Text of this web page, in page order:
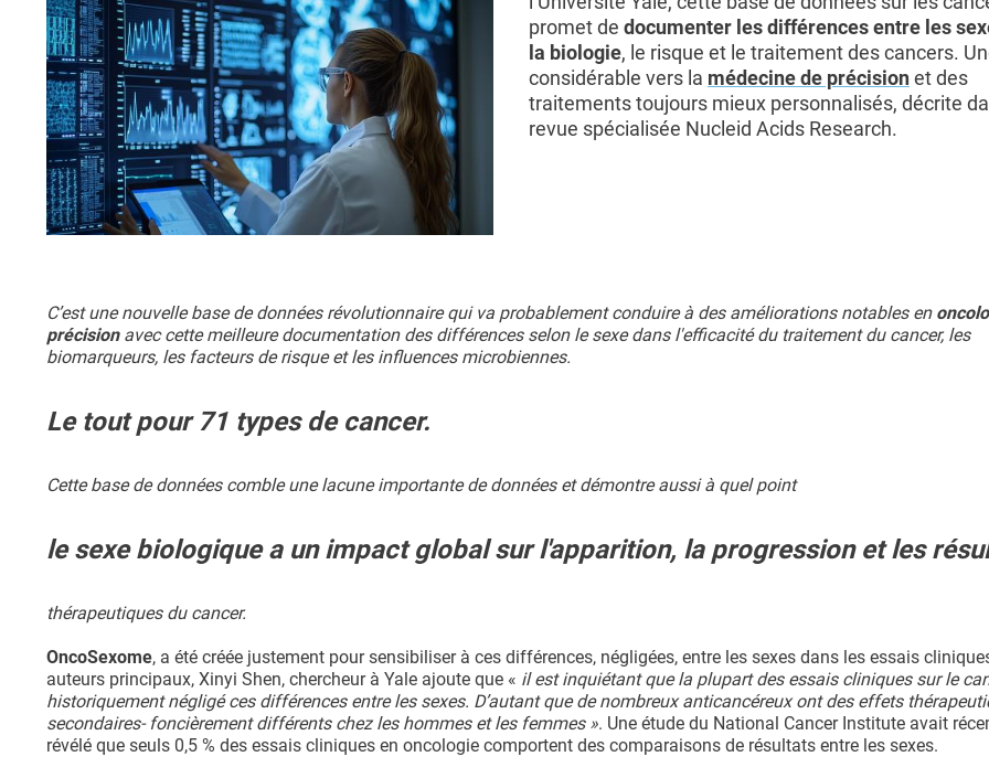
promet de documenter les différences entre les
la biologie, le risque et le traitement des cancers.
considérable vers la médecine de précisionet des
traitements toujours mieux personnalisés, décrite
revue spécialisée Nucleid Acids Research.
C’est une nouvelle base de données révolutionnaire qui va probablement conduire à des améliorations notables en
précisionavec cette meilleure documentation des différences selon le sexe dans l'efficacité du traitement du cancer, les
biomarqueurs, les facteurs de risque et les influences microbiennes.
Le tout pour 71 types de cancer.
Cette base de données comble une lacune importante de données et démontre aussi à quel point
le sexe biologique a un impact global sur l'apparition, la progression et les
thérapeutiques du cancer.
OncoSexome, a été créée justement pour sensibiliser à ces différences, négligées, entre les sexes dans les essais
auteurs principaux, Xinyi Shen, chercheur à Yale ajoute que « il est inquiétant que la plupart des essais cliniques sur le
historiquement négligé ces différences entre les sexes. D’autant que de nombreux anticancéreux ont des effets
secondaires- foncièrement différents chez les hommes et les femmes ». Une étude du National Cancer Institute avait
révélé que seuls 0,5 % des essais cliniques en oncologie comportent des comparaisons de résultats entre les sexes.